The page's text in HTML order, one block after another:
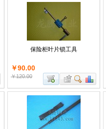
保险柜叶片锁工具
￥90.00
￥120.00